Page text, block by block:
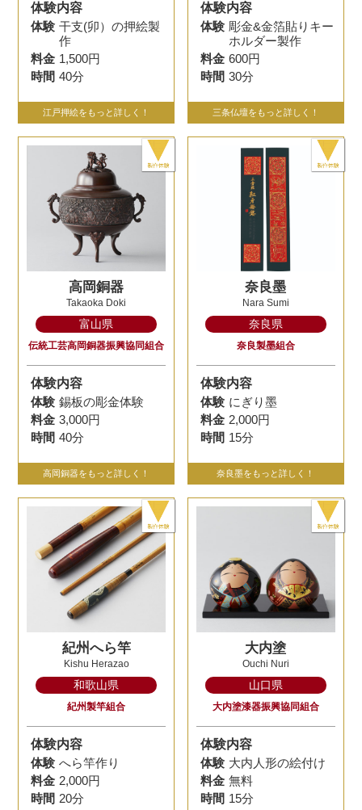
体験内容
体験 干支(卯）の押絵製
作
料金 1,500円
時間 40分
江戸押絵をもっと詳しく！
体験内容
体験 彫金&金箔貼りキー
ホルダー製作
料金 600円
時間 30分
三条仏壇をもっと詳しく！
高岡銅器
Takaoka Doki
富山県
伝統工芸高岡銅器振興協同組合
体験内容
体験 錫板の彫金体験
料金 3,000円
時間 40分
高岡銅器をもっと詳しく！
奈良墨
Nara Sumi
奈良県
奈良製墨組合
体験内容
体験 にぎり墨
料金 2,000円
時間 15分
奈良墨をもっと詳しく！
紀州へら竿
Kishu Herazao
和歌山県
紀州製竿組合
体験内容
体験 へら竿作り
料金 2,000円
時間 20分
大内塗
Ouchi Nuri
山口県
大内塗漆器振興協同組合
体験内容
体験 大内人形の絵付け
料金 無料
時間 15分